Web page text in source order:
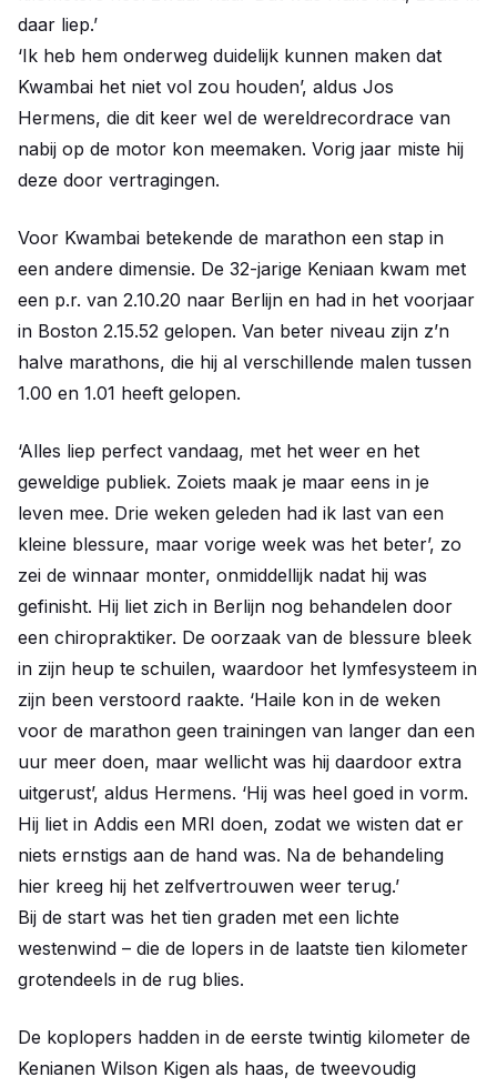
daar liep.’
‘Ik heb hem onderweg duidelijk kunnen maken dat
Kwambai het niet vol zou houden’, aldus Jos
Hermens, die dit keer wel de wereldrecordrace van
nabij op de motor kon meemaken. Vorig jaar miste hij
deze door vertragingen.
Voor Kwambai betekende de marathon een stap in
een andere dimensie. De 32-jarige Keniaan kwam met
een p.r. van 2.10.20 naar Berlijn en had in het voorjaar
in Boston 2.15.52 gelopen. Van beter niveau zijn z’n
halve marathons, die hij al verschillende malen tussen
1.00 en 1.01 heeft gelopen.
‘Alles liep perfect vandaag, met het weer en het
geweldige publiek. Zoiets maak je maar eens in je
leven mee. Drie weken geleden had ik last van een
kleine blessure, maar vorige week was het beter’, zo
zei de winnaar monter, onmiddellijk nadat hij was
gefinisht. Hij liet zich in Berlijn nog behandelen door
een chiropraktiker. De oorzaak van de blessure bleek
in zijn heup te schuilen, waardoor het lymfesysteem in
zijn been verstoord raakte. ‘Haile kon in de weken
voor de marathon geen trainingen van langer dan een
uur meer doen, maar wellicht was hij daardoor extra
uitgerust’, aldus Hermens. ‘Hij was heel goed in vorm.
Hij liet in Addis een MRI doen, zodat we wisten dat er
niets ernstigs aan de hand was. Na de behandeling
hier kreeg hij het zelfvertrouwen weer terug.’
Bij de start was het tien graden met een lichte
westenwind – die de lopers in de laatste tien kilometer
grotendeels in de rug blies.
De koplopers hadden in de eerste twintig kilometer de
Kenianen Wilson Kigen als haas, de tweevoudig